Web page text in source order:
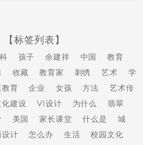
【标签列表】
孩子 余建祥 中国
教育
收藏 教育家 刺绣 艺术
学
教育 企业 女孩 方法
艺术传
建设 VI设计 为什么
翡翠
美国 家长课堂 什么是
城
计 怎么办 生活
校园文化